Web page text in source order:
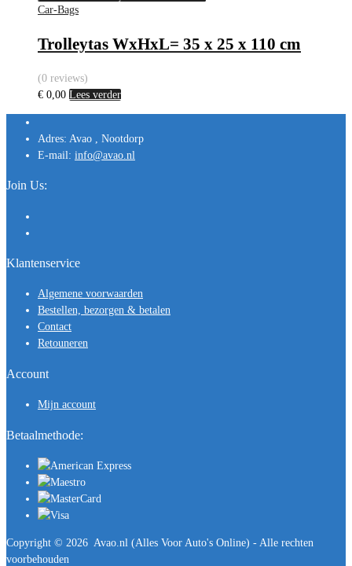
Car-Bags
Trolleytas WxHxL= 35 x 25 x 110 cm
(0 reviews)
€ 0,00 Lees verder
Adres: Avao , Nootdorp
E-mail: info@avao.nl
Join Us:
Klantenservice
Algemene voorwaarden
Bestellen, bezorgen & betalen
Contact
Retouneren
Account
Mijn account
Betaalmethode:
Copyright © 2026 Avao.nl (Alles Voor Auto's Online) - Alle rechten
voorbehouden